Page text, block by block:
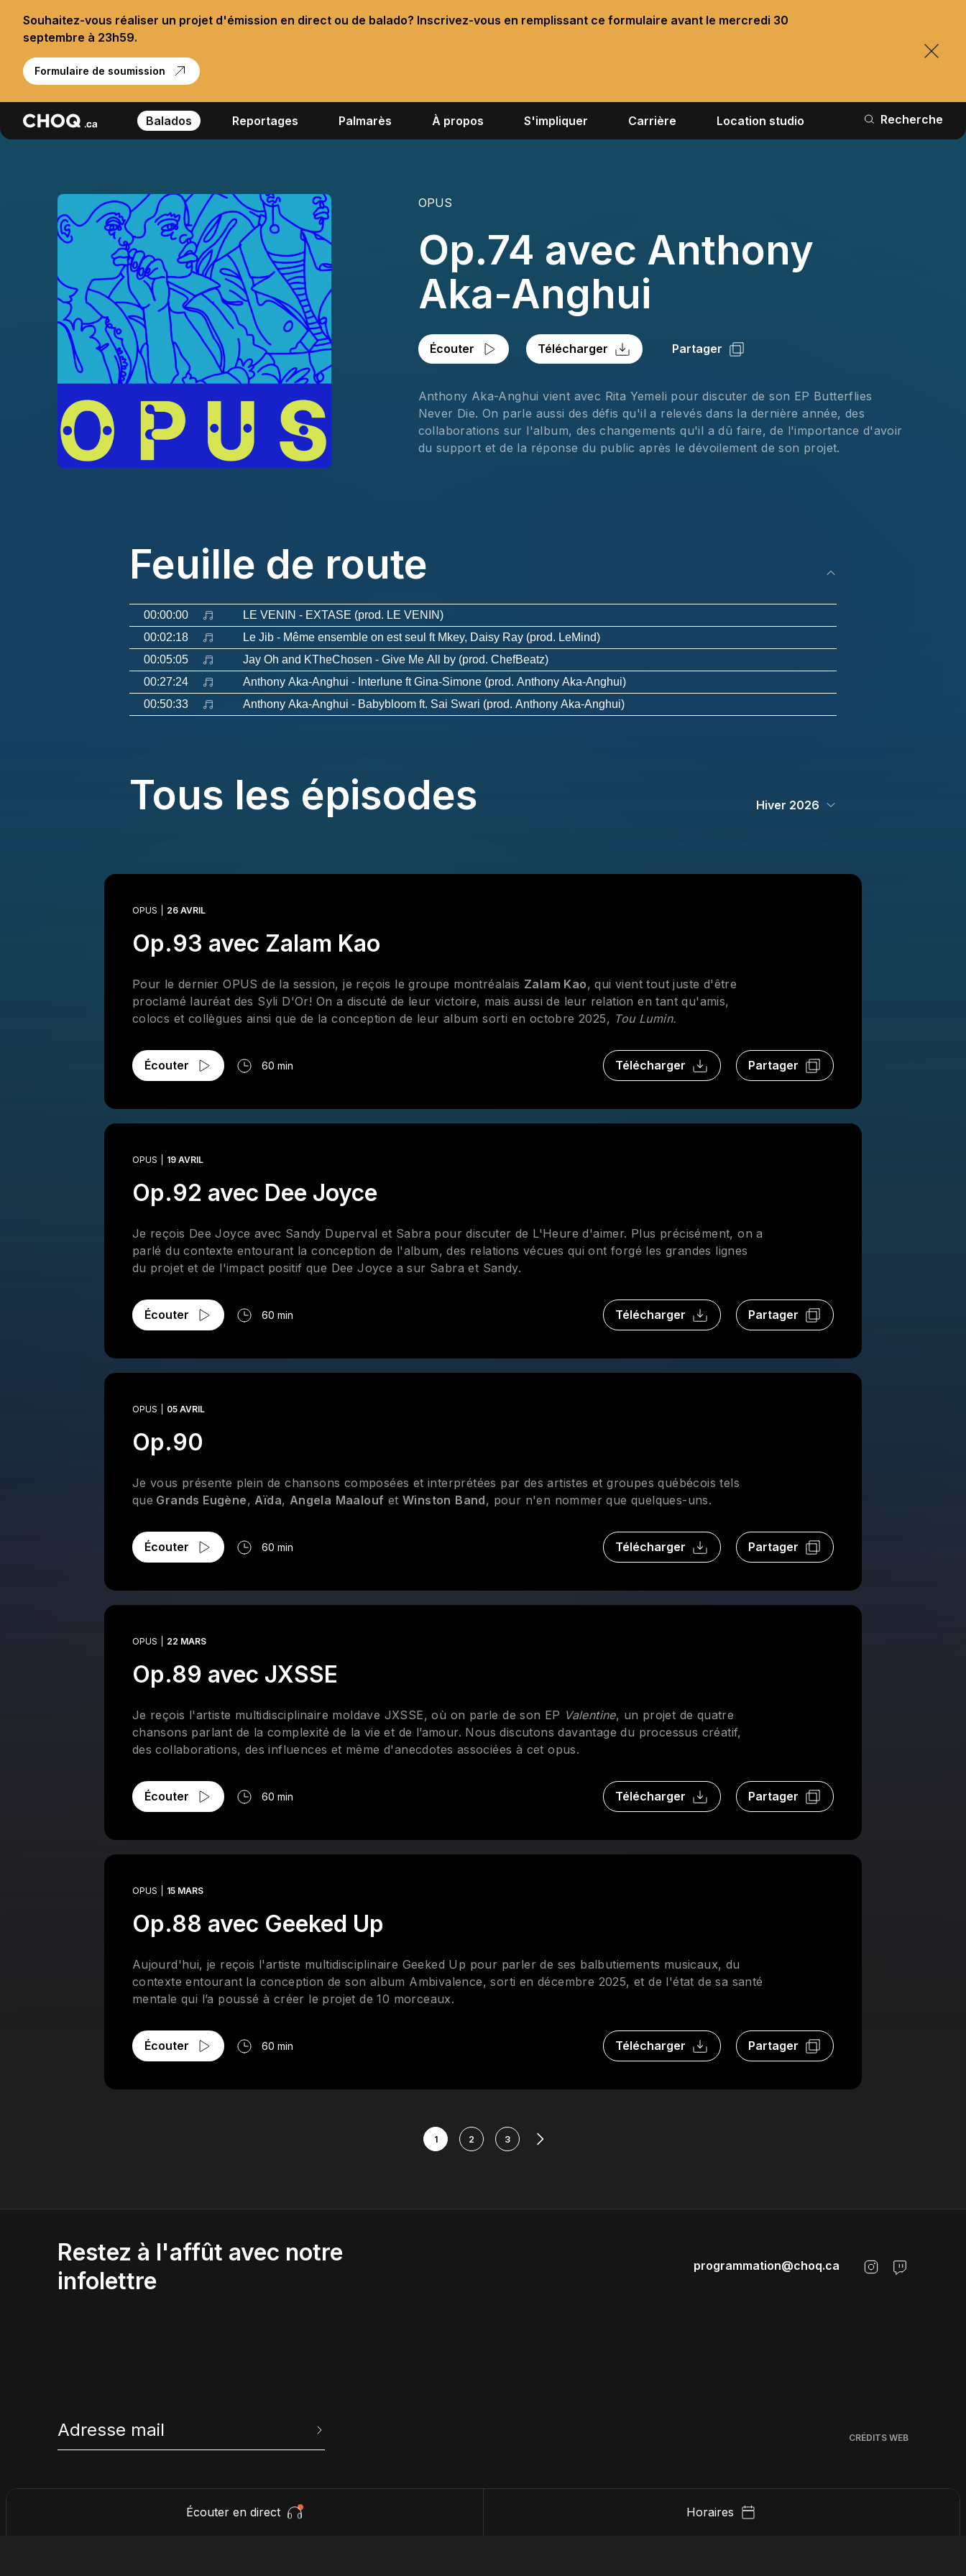
Souhaitez-vous réaliser un projet d'émission en direct ou de balado? Inscrivez-vous en remplissant ce formulaire avant le mercredi 30
septembre à 23h59.
Formulaire de soumission
Balados Reportages Palmarès À propos S'impliquer Carrière Location studio Recherche
Écouter en direct Horaires
OPUS
Op.74 avec Anthony
Aka-Anghui
Écouter Télécharger Partager
Anthony Aka-Anghui vient avec Rita Yemeli pour discuter de son EP Butterflies
Never Die. On parle aussi des défis qu'il a relevés dans la dernière année, des
collaborations sur l'album, des changements qu'il a dû faire, de l'importance d'avoir
du support et de la réponse du public après le dévoilement de son projet.
Feuille de route
00:00:00 LE VENIN - EXTASE (prod. LE VENIN)
00:02:18
Le Jib - Même ensemble on est seul ft Mkey, Daisy Ray (prod. LeMind)
00:05:05
Jay Oh and KTheChosen - Give Me All by (prod. ChefBeatz)
00:27:24
Anthony Aka-Anghui - Interlune ft Gina-Simone (prod. Anthony Aka-Anghui)
00:50:33
Anthony Aka-Anghui - Babybloom ft. Sai Swari (prod. Anthony Aka-Anghui)
Tous les épisodes Hiver 2026
OPUS 26 AVRIL
Op.93 avec Zalam Kao
Pour le dernier OPUS de la session, je reçois le groupe montréalais Zalam Kao, qui vient tout juste d'être
proclamé lauréat des Syli D'Or! On a discuté de leur victoire, mais aussi de leur relation en tant qu'amis,
colocs et collègues ainsi que de la conception de leur album sorti en octobre 2025, Tou Lumin.
Écouter 60 min Télécharger Partager
OPUS 19 AVRIL
Op.92 avec Dee Joyce
Je reçois Dee Joyce avec Sandy Duperval et Sabra pour discuter de L'Heure d'aimer. Plus précisément, on a
parlé du contexte entourant la conception de l'album, des relations vécues qui ont forgé les grandes lignes
du projet et de l'impact positif que Dee Joyce a sur Sabra et Sandy.
Écouter 60 min Télécharger Partager
OPUS 05 AVRIL
Op.90
Je vous présente plein de chansons composées et interprétées par des artistes et groupes québécois tels
que Grands Eugène,Aïda, Angela Maalouf et Winston Band, pour n'en nommer que quelques-uns.
Écouter 60 min Télécharger Partager
OPUS 22 MARS
Op.89 avec JXSSE
Je reçois l'artiste multidisciplinaire moldave JXSSE, où on parle de son EP Valentine, un projet de quatre
chansons parlant de la complexité de la vie et de l’amour. Nous discutons davantage du processus créatif,
des collaborations, des influences et même d'anecdotes associées à cet opus.
Écouter 60 min Télécharger Partager
OPUS 15 MARS
Op.88 avec Geeked Up
Aujourd'hui, je reçois l'artiste multidisciplinaire Geeked Up pour parler de ses balbutiements musicaux, du
contexte entourant la conception de son album Ambivalence, sorti en décembre 2025, et de l'état de sa santé
mentale qui l’a poussé à créer le projet de 10 morceaux.
Écouter 60 min Télécharger Partager
1 2 3
Restez à l'affût avec notre
infolettre
programmation@choq.ca
CRÉDITS WEB